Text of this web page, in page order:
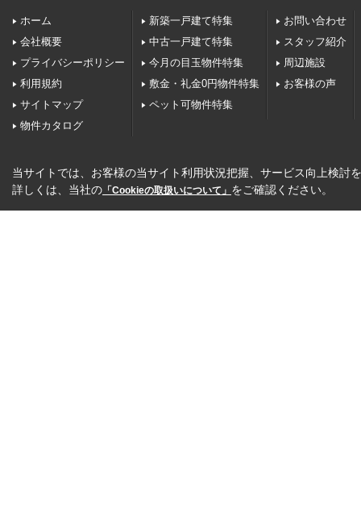
ホーム
会社概要
プライバシーポリシー
利用規約
サイトマップ
物件カタログ
新築一戸建て特集
中古一戸建て特集
今月の目玉物件特集
敷金・礼金0円物件特集
ペット可物件特集
お問い合わせ
スタッフ紹介
周辺施設
お客様の声
当サイトでは、お客様の当サイト利用状況把握、サービス向上検討
詳しくは、当社の 「Cookieの取扱いについて」 をご確認ください。